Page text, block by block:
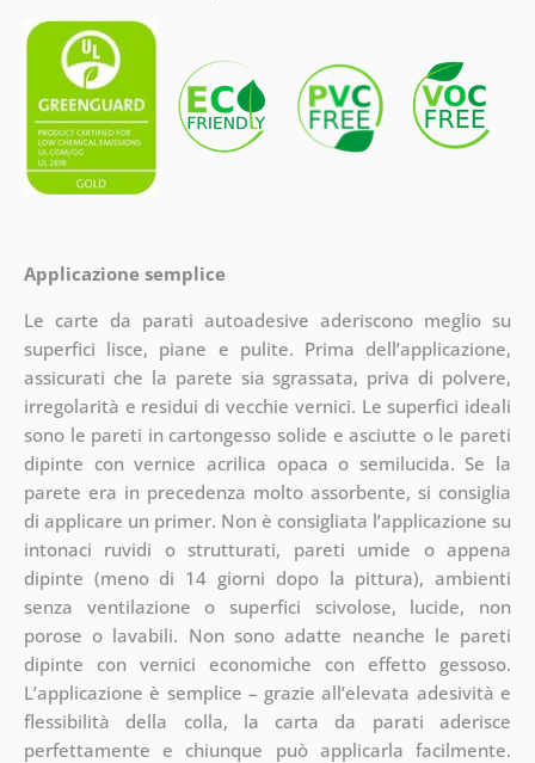
Applicazione semplice
Le carte da parati autoadesive aderiscono meglio su
superfici lisce, piane e pulite. Prima dell’applicazione,
assicurati che la parete sia sgrassata, priva di polvere,
irregolarità e residui di vecchie vernici. Le superfici ideali
sono le pareti in cartongesso solide e asciutte o le pareti
dipinte con vernice acrilica opaca o semilucida. Se la
parete era in precedenza molto assorbente, si consiglia
di applicare un primer. Non è consigliata l’applicazione su
intonaci ruvidi o strutturati, pareti umide o appena
dipinte (meno di 14 giorni dopo la pittura), ambienti
senza ventilazione o superfici scivolose, lucide, non
porose o lavabili. Non sono adatte neanche le pareti
dipinte con vernici economiche con effetto gessoso.
L’applicazione è semplice – grazie all’elevata adesività e
flessibilità della colla, la carta da parati aderisce
perfettamente e chiunque può applicarla facilmente.